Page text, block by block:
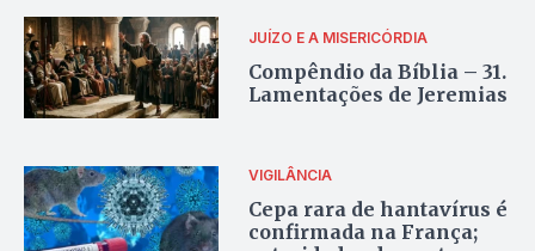
JUÍZO E A MISERICÓRDIA
Compêndio da Bíblia – 31.
Lamentações de Jeremias
VIGILÂNCIA
Cepa rara de hantavírus é
confirmada na França;